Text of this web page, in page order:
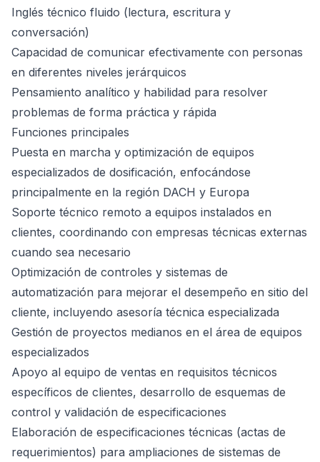
Inglés técnico fluido (lectura, escritura y
conversación)
Capacidad de comunicar efectivamente con personas
en diferentes niveles jerárquicos
Pensamiento analítico y habilidad para resolver
problemas de forma práctica y rápida
Funciones principales
Puesta en marcha y optimización de equipos
especializados de dosificación, enfocándose
principalmente en la región DACH y Europa
Soporte técnico remoto a equipos instalados en
clientes, coordinando con empresas técnicas externas
cuando sea necesario
Optimización de controles y sistemas de
automatización para mejorar el desempeño en sitio del
cliente, incluyendo asesoría técnica especializada
Gestión de proyectos medianos en el área de equipos
especializados
Apoyo al equipo de ventas en requisitos técnicos
específicos de clientes, desarrollo de esquemas de
control y validación de especificaciones
Elaboración de especificaciones técnicas (actas de
requerimientos) para ampliaciones de sistemas de